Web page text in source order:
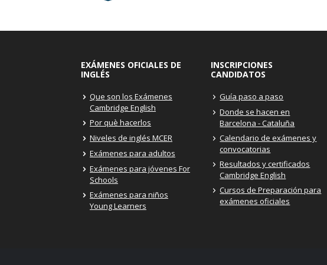
EXÁMENES OFICIALES DE
INGLÉS
Que son los Exámenes
Cambridge English
Por què hacerlos
Niveles de inglés MCER
Exámenes para adultos
Exámenes para jóvenes For
Schools
Exámenes para niños
Young Learners
INSCRIPCIONES
CANDIDATOS
Guía paso a paso
Donde se hacen en
Barcelona - Cataluña
Calendario de exámenes y
convocatorias
Resultados y certificados
Cambridge English
Cursos de Preparación para
exámenes oficiales